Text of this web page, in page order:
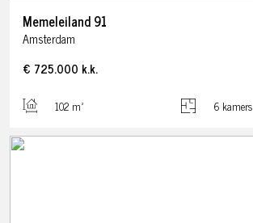
Memeleiland91
Amsterdam
€ 725.000 k.k.
102 m² 6 kamers